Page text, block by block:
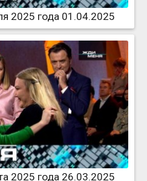
2025 года 01.04.2025
2025 года 26.03.2025